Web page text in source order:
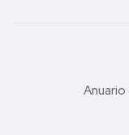
Anuario